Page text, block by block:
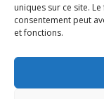
uniques sur ce site.
consentement peut
et fonctions.